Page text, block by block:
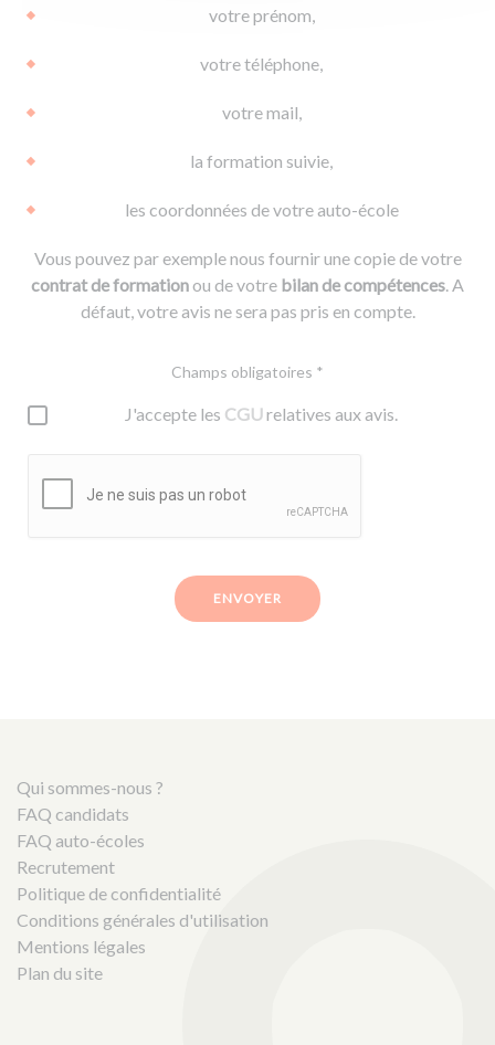
votre prénom,
votre téléphone,
votre mail,
la formation suivie,
les coordonnées de votre auto-école
Vous pouvez par exemple nous fournir une copie de votre
contrat de formationou de votre bilan de compétences. A
défaut, votre avis ne sera pas pris en compte.
Champs obligatoires *
J'accepte les CGUrelatives aux avis.
ENVOYER
Qui sommes-nous ?
FAQ candidats
FAQ auto-écoles
Recrutement
Politique de confidentialité
Conditions générales d'utilisation
Mentions légales
Plan du site